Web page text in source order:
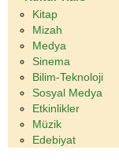
Kitap
Mizah
Medya
Sinema
Bilim-Teknoloji
Sosyal Medya
Etkinlikler
Müzik
Edebiyat